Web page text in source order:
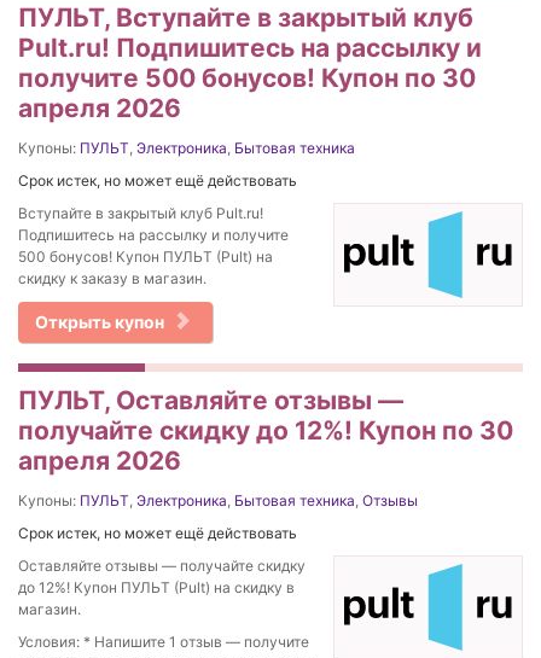
ПУЛЬТ, Вступайте в закрытый клуб
Pult.ru! Подпишитесь на рассылку и
получите 500 бонусов! Купон по 30
апреля 2026
Купоны: ПУЛЬТ Электроника Бытовая техника
Срок истек, но может ещё действовать
Вступайте в закрытый клуб Pult.ru!
Подпишитесь на рассылку и получите
500 бонусов! Купон ПУЛЬТ (Pult) на
скидку к заказу в магазин.
Открыть купон
ПУЛЬТ, Оставляйте отзывы —
получайте скидку до 12%! Купон по 30
апреля 2026
Купоны: ПУЛЬТ Электроника Бытовая техника Отзывы
Срок истек, но может ещё действовать
Оставляйте отзывы — получайте скидку
до 12%! Купон ПУЛЬТ (Pult) на скидку в
магазин.
Условия: * Напишите 1 отзыв — получите